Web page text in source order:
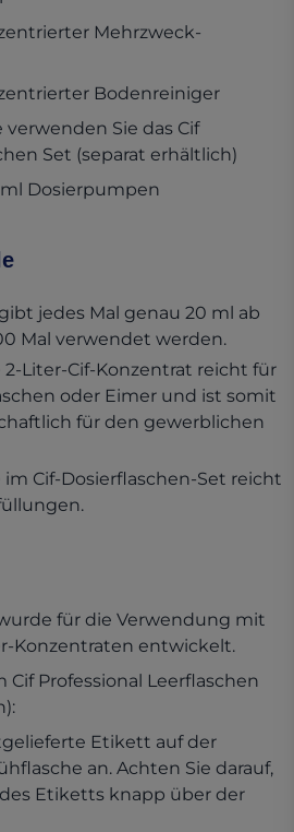
Mehrzweck-
Bodenreiniger
Sie das Cif
Set (separat erhältlich)
Dosierpumpen
jedes Mal genau 20 ml ab
Mal verwendet werden.
2-Liter-Cif-Konzentrat reicht für
oder Eimer und ist somit
für den gewerblichen
Cif-Dosierflaschen-Set reicht
für die Verwendung mit
Konzentraten entwickelt.
Professional Leerflaschen
Etikett auf der
an. Achten Sie darauf,
Etiketts knapp über der